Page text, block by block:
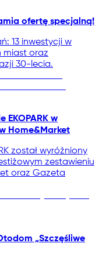
ofertę specjalną!
13 inwestycji w
miast oraz
30-lecia.
EKOPARK w
Home&Market
został wyróżniony
zestawieniu
oraz Gazeta
„Szczęśliwe